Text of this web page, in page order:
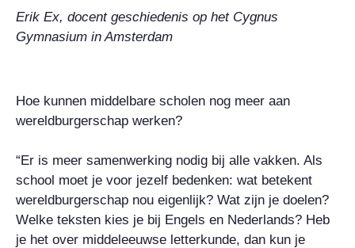
Erik Ex, docent geschiedenis op het Cygnus
Gymnasium in Amsterdam
Hoe kunnen middelbare scholen nog meer aan
wereldburgerschap werken?
“Er is meer samenwerking nodig bij alle vakken. Als
school moet je voor jezelf bedenken: wat betekent
wereldburgerschap nou eigenlijk? Wat zijn je doelen?
Welke teksten kies je bij Engels en Nederlands? Heb
je het over middeleeuwse letterkunde, dan kun je